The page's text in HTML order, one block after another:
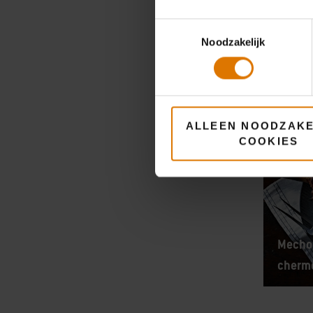
Noodzakelijk
ALLEEN
COOKIES